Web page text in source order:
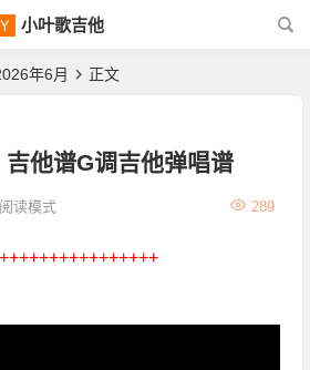
小叶歌吉他
年6月 正文
他谱G调吉他弹唱谱
289
阅读模式